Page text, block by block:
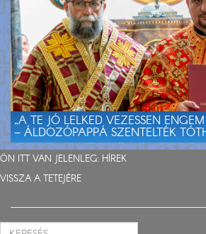
„A TE JÓ LELKED VEZESSEN
– ÁLDOZÓPAPPÁ SZENTELTÉK
ÖN ITT VAN JELENLEG: HÍREK
VISSZA A TETEJÉRE